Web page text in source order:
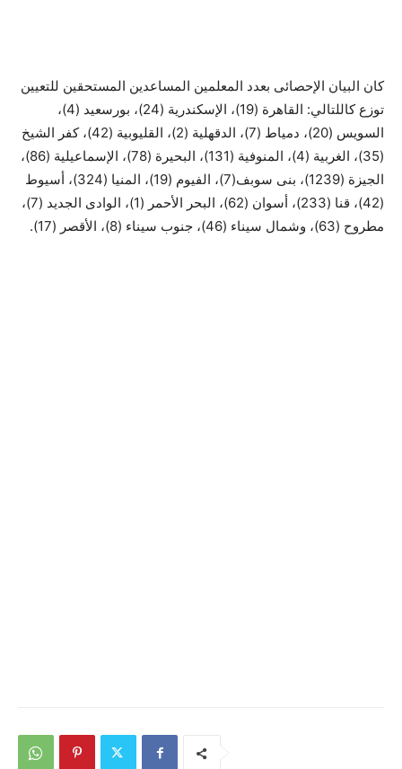
كان البيان الإحصائى بعدد المعلمين المساعدين المستحقين للتعيين
توزع كاللتالي: القاهرة (19)، الإسكندرية (24)، بورسعيد (4)،
السويس (20)، دمياط (7)، الدقهلية (2)، القليوبية (42)، كفر الشيخ
(35)، الغربية (4)، المنوفية (131)، البحيرة (78)، الإسماعيلية (86)،
الجيزة (1239)، بنى سوبف(7)، الفيوم (19)، المنيا (324)، أسيوط
(42)، قنا (233)، أسوان (62)، البحر الأحمر (1)، الوادى الجديد (7)،
مطروح (63)، وشمال سيناء (46)، جنوب سيناء (8)، الأقصر (17).